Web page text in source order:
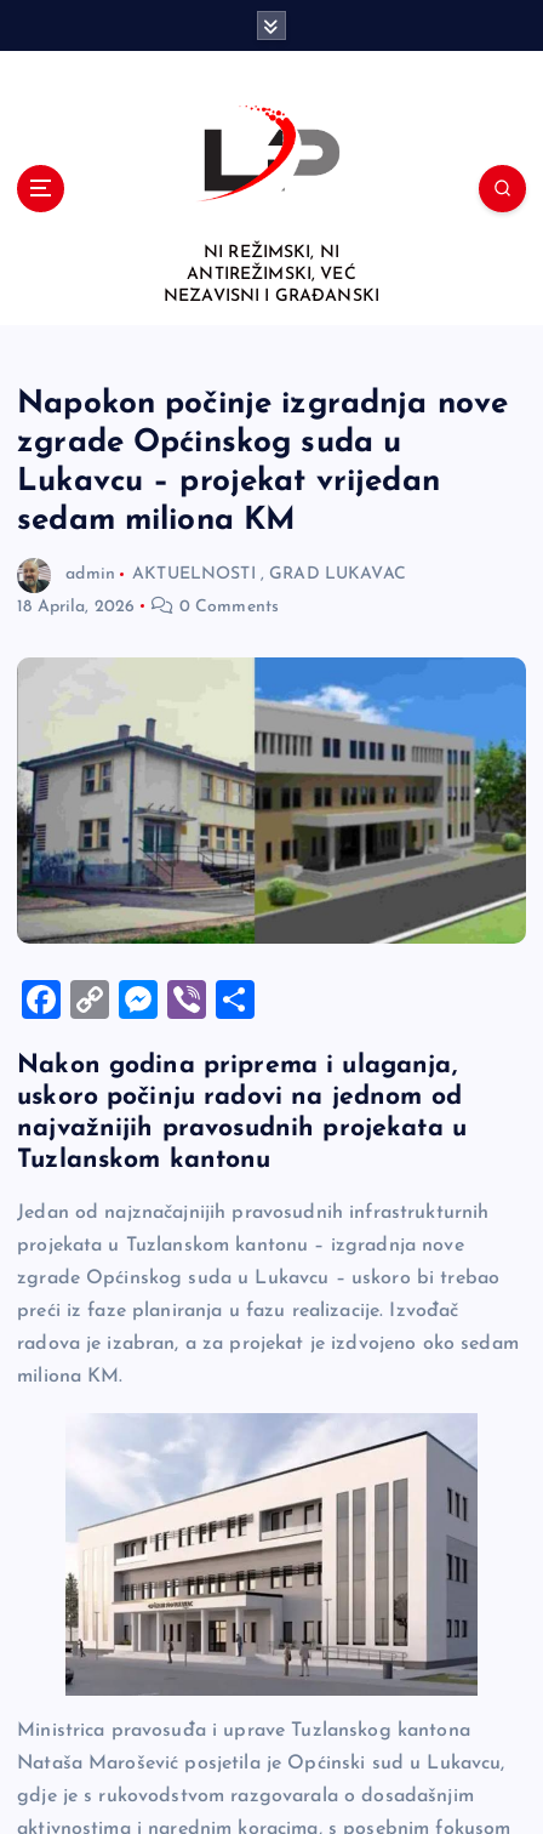
NI REŽIMSKI, NI
ANTIREŽIMSKI, VEĆ
NEZAVISNI I GRAĐANSKI
Napokon počinje izgradnja nove
zgrade Općinskog suda u
Lukavcu – projekat vrijedan
sedam miliona KM
admin AKTUELNOSTI , GRAD LUKAVAC
18 Aprila, 2026
0 Comments
F
c
e
b
o
k
C
p
y
Li
k
M
se
n
g
Vi
er ar
e
Nakon godina priprema i ulaganja,
uskoro počinju radovi na jednom od
najvažnijih pravosudnih projekata u
Tuzlanskom kantonu
Jedan od najznačajnijih pravosudnih infrastrukturnih
projekata u Tuzlanskom kantonu – izgradnja nove
zgrade Općinskog suda u Lukavcu – uskoro bi trebao
preći iz faze planiranja u fazu realizacije. Izvođač
radova je izabran, a za projekat je izdvojeno oko sedam
miliona KM.
Ministrica pravosuđa i uprave Tuzlanskog kantona
Nataša Marošević posjetila je Općinski sud u Lukavcu,
gdje je s rukovodstvom razgovarala o dosadašnjim
aktivnostima i narednim koracima, s posebnim fokusom